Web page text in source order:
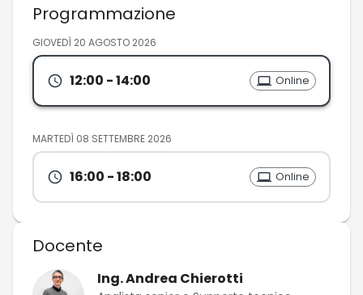
Programmazione
GIOVEDÌ 20 AGOSTO 2026
12:00 - 14:00 Online
MARTEDÌ 08 SETTEMBRE 2026
16:00 - 18:00 Online
Docente
Ing. Andrea Chierotti